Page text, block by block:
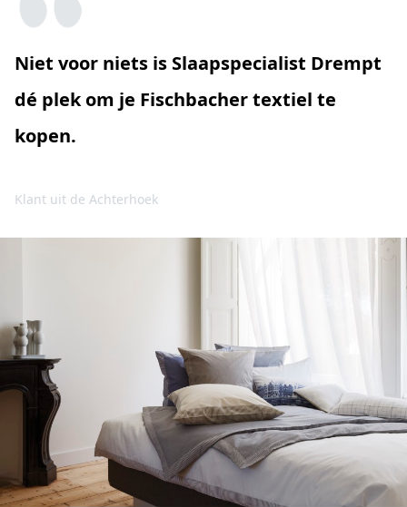
Niet voor niets is Slaapspecialist Drempt
dé plek om je Fischbacher textiel te
kopen.
Klant uit de Achterhoek